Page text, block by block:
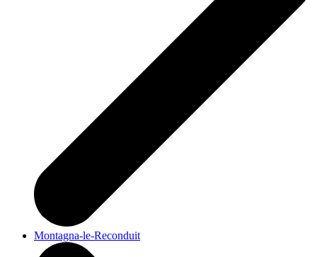
Montagna-le-Reconduit